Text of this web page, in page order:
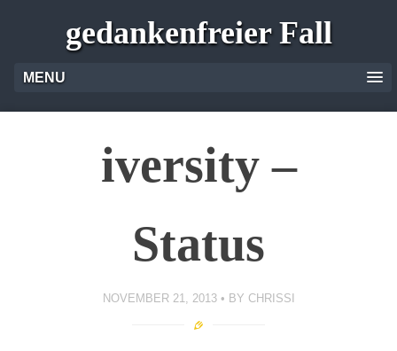
gedankenfreier Fall
MENU
iversity –
Status
NOVEMBER 21, 2013 BY CHRISSI